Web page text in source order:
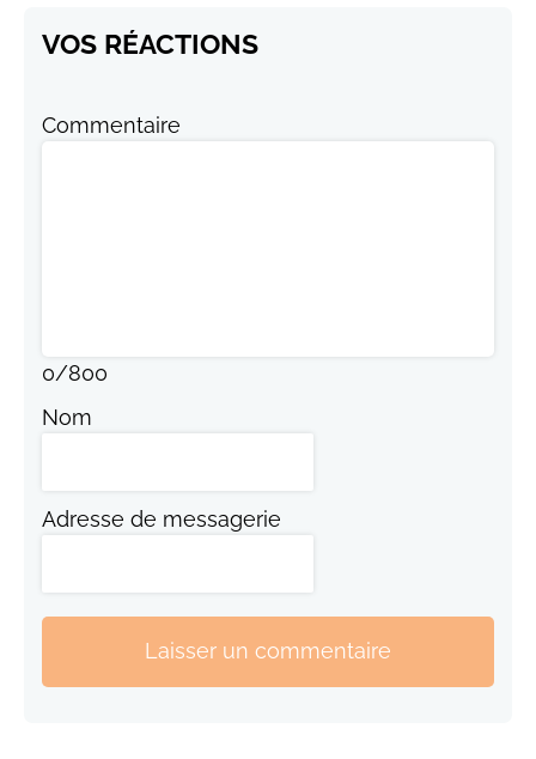
VOS RÉACTIONS
Commentaire
0/800
Nom
Adresse de messagerie
Laisser un commentaire